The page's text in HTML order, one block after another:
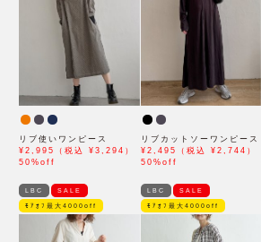
リブ使いワンピース
¥2,995（税込 ¥3,294）
50%off
リブカットソーワンピース
¥2,495（税込 ¥2,744）
50%off
LBC SALE
ﾓｱｵﾌ最大4000off
LBC SALE
ﾓｱｵﾌ最大4000off